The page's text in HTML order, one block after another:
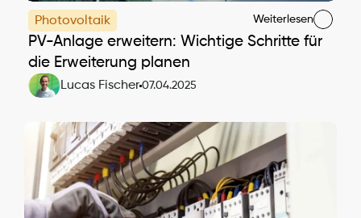
Photovoltaik Weiterlesen
PV-Anlage erweitern: Wichtige Schritte für
die Erweiterung planen
Lucas Fischer 07.04.2025